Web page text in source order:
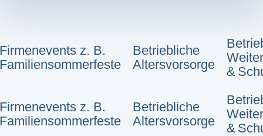
z. B.
Betriebliche
Altersvorsorge
&
z. B.
Betriebliche
Altersvorsorge
&